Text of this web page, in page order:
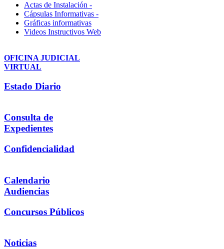
Actas de Instalación -
Cápsulas Informativas -
Gráficas informativas
Videos Instructivos Web
OFICINA JUDICIAL
VIRTUAL
Estado Diario
Consulta de
Expedientes
Confidencialidad
Calendario
Audiencias
Concursos Públicos
Noticias